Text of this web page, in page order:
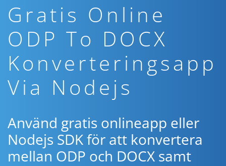
Gratis Online
ODP To DOCX
Konverteringsapp
Via Nodejs
Använd gratis onlineapp eller
Nodejs SDK för att konvertera
mellan ODP och DOCX samt